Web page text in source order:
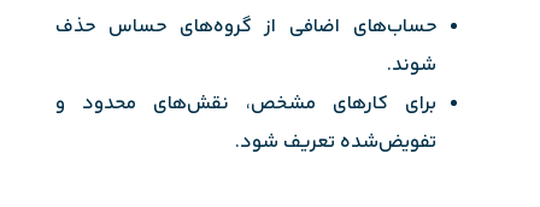
حساب‌های اضافی از گروه‌های حساس حذف
شوند.
برای کارهای مشخص، نقش‌های محدود و
تفویض‌شده تعریف شود.